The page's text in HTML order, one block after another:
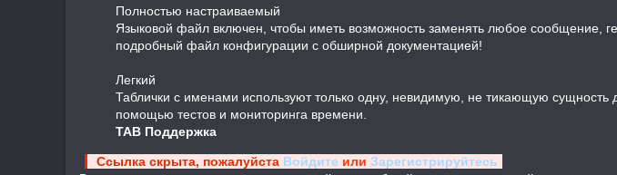
Полностью настраиваемый
Языковой файл включен, чтобы иметь возможность заменять любое сообщение,
подробный файл конфигурации с обширной документацией!
Легкий
Таблички с именами используют только одну, невидимую, не тикающую сущность
помощью тестов и мониторинга времени.
TAB Поддержка
Ссылка скрыта, пожалуйста Войдите или Зарегистрируйтесь